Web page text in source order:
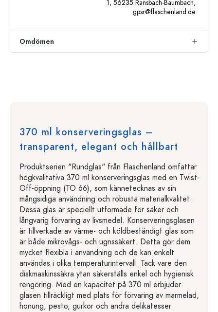
1, 56235 Ransbach-Baumbach,
gpsr@flaschenland.de
Omdömen
370 ml konserveringsglas –
transparent, elegant och hållbart
Produktserien "Rundglas" från Flaschenland omfattar
högkvalitativa 370 ml konserveringsglas med en Twist-
Off-öppning (TO 66), som kännetecknas av sin
mångsidiga användning och robusta materialkvalitet.
Dessa glas är speciellt utformade för säker och
långvarig förvaring av livsmedel. Konserveringsglasen
är tillverkade av värme- och köldbeständigt glas som
är både mikrovågs- och ugnssäkert. Detta gör dem
mycket flexibla i användning och de kan enkelt
användas i olika temperaturintervall. Tack vare den
diskmaskinssäkra ytan säkerställs enkel och hygienisk
rengöring. Med en kapacitet på 370 ml erbjuder
glasen tillräckligt med plats för förvaring av marmelad,
honung, pesto, gurkor och andra delikatesser.